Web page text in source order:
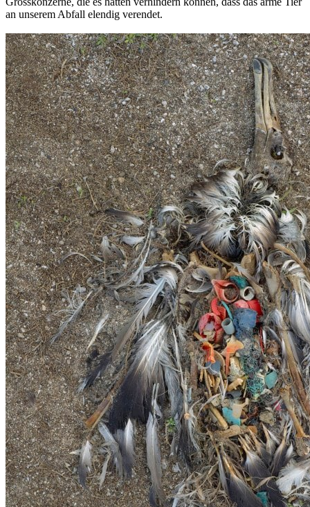
an unserem Abfall elendig verendet.